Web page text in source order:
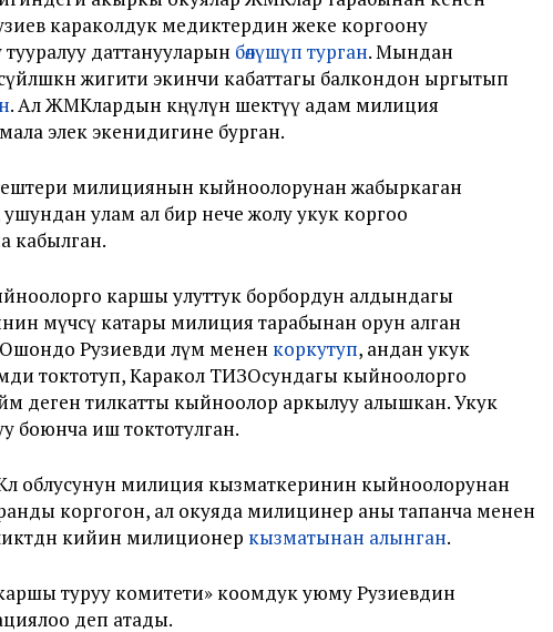
караколдук медиктердин жеке коргоону
даттанууларын бөлүшүп турган. Мындан
жигити экинчи кабаттагы балкондон ыргытып
. Ал ЖМКлардын көңүлүн шектүү адам милиция
элек экенидигине бурган.
милициянын кыйноолорунан жабыркаган
улам ал бир нече жолу укук коргоо
кабылган.
каршы улуттук борбордун алдындагы
мүчөсү катары милиция тарабынан орун алган
Рузиевди өлүм менен коркутуп, андан укук
токтотуп, Каракол ТИЗОсундагы кыйноолорго
деген тилкатты кыйноолор аркылуу алышкан. Укук
боюнча иш токтотулган.
облусунун милиция кызматкеринин кыйноолорунан
коргогон, ал окуяда милицинер аны тапанча менен
кийин милиционер кызматынан алынган.
туруу комитети» коомдук уюму Рузиевдин
деп атады.